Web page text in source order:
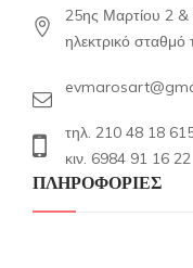
25ης Μαρτίου 2
ηλεκτρικό σταθμό
τηλ. 210 48 18
κιν. 6984 91 16 22
ΠΛΗΡΟΦΟΡΙΕΣ